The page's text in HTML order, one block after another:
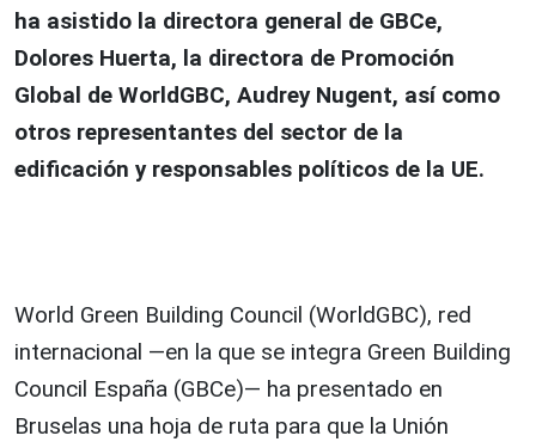
ha asistido la directora general de GBCe,
Dolores Huerta, la directora de Promoción
Global de WorldGBC, Audrey Nugent, así como
otros representantes del sector de la
edificación y responsables políticos de la UE.
World Green Building Council (WorldGBC), red
internacional —en la que se integra Green Building
Council España (GBCe)— ha presentado en
Bruselas una hoja de ruta para que la Unión